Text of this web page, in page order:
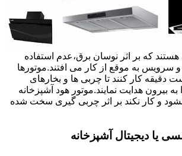
که بر اثر نوسان برق،عدم استفاده
به موقع از کار می افتند.موتورها
دقیقه کار کنند تا چربی ها و بخارهای
بیرون هدایت نمایند.موتور هود آشپزخانه
و کار نکند بر اثر چربی گیری سخت شده
یا دیجیتال آشپزخانه